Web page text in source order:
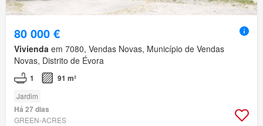
80 000 €
Vivienda em 7080, Vendas Novas, Município de Vendas
Novas, Distrito de Évora
1 91 m²
Jardim
Há 27 dias
GREEN-ACRES